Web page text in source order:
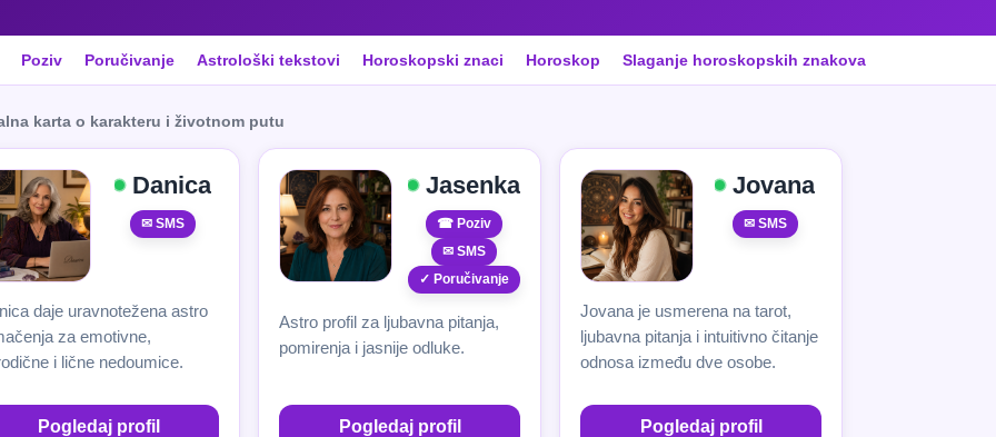
Poziv Poručivanje Astrološki tekstovi Horoskopski znaci Horoskop Slaganje horoskopskih znakova
karta o karakteru i životnom putu
Danica
✉ SMS
daje uravnotežena astro
za emotivne,
i lične nedoumice.
Pogledaj profil
Jasenka
☎ Poziv
✉ SMS
✓ Poručivanje
Astro profil za ljubavna pitanja,
pomirenja i jasnije odluke.
Pogledaj profil
Jovana
✉ SMS
Jovana je usmerena na tarot,
ljubavna pitanja i intuitivno čitanje
odnosa između dve osobe.
Pogledaj profil